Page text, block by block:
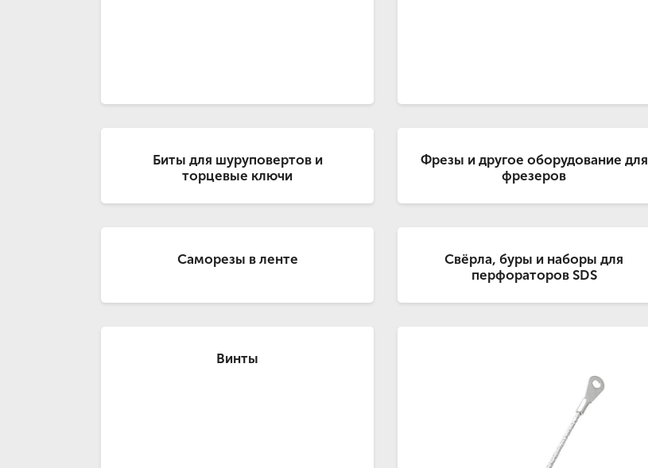
Биты для шуруповертов и
торцевые ключи
Фрезы и другое оборудование для
фрезеров
Саморезы в ленте
Свёрла, буры и наборы для
перфораторов SDS
Винты